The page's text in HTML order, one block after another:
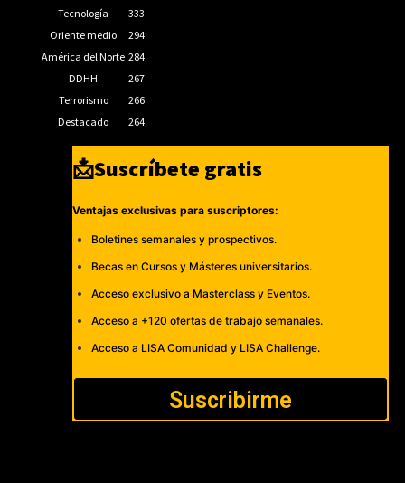
Tecnología
333
Oriente medio
294
América del Norte 284
DDHH
267
Terrorismo
266
Destacado
264
📩Suscríbete gratis
Ventajas exclusivas para suscriptores:
Boletines semanales y prospectivos.
Becas en Cursos y Másteres universitarios.
Acceso exclusivo a Masterclass y Eventos.
Acceso a +120 ofertas de trabajo semanales.
Acceso a LISA Comunidad y LISA Challenge.
Suscribirme